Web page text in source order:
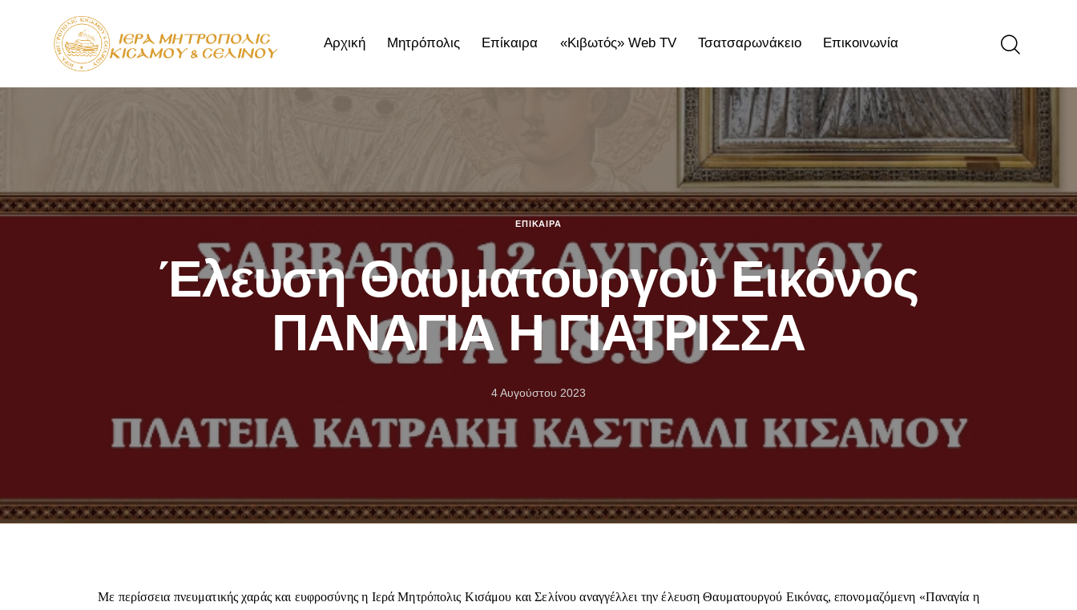
Αρχική Μητρόπολις Επίκαιρα «Κιβωτός» Web TV Τσατσαρωνάκειο Επικοινωνία
Τσατσαρωνάκειο Επικοινωνία
ΕΠΊΚΑΙΡΑ
Έλευση Θαυματουργού Εικόνος
ΠΑΝΑΓΙΑ Η ΓΙΑΤΡΙΣΣΑ
4 Αυγούστου 2023
Με περίσσεια πνευματικής χαράς και ευφροσύνης η Ιερά Μητρόπολις Κισάμου και Σελίνου αναγγέλλει την έλευση Θαυματουργού Εικόνας, επονομαζόμενη «Παναγία η